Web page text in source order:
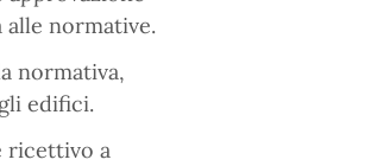
normative.
normativa,
edifici.
ricettivo a